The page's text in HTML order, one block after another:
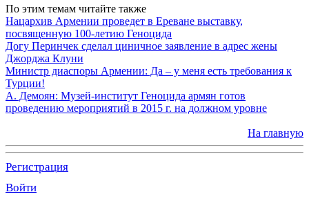
По этим темам читайте также
Нацархив Армении проведет в Ереване выставку,
посвященную 100-летию Геноцида
Догу Перинчек сделал циничное заявление в адрес жены
Джорджа Клуни
Министр диаспоры Армении: Да – у меня есть требования к
Турции!
А. Демоян: Музей-институт Геноцида армян готов
проведению мероприятий в 2015 г. на должном уровне
На главную
Регистрация
Войти